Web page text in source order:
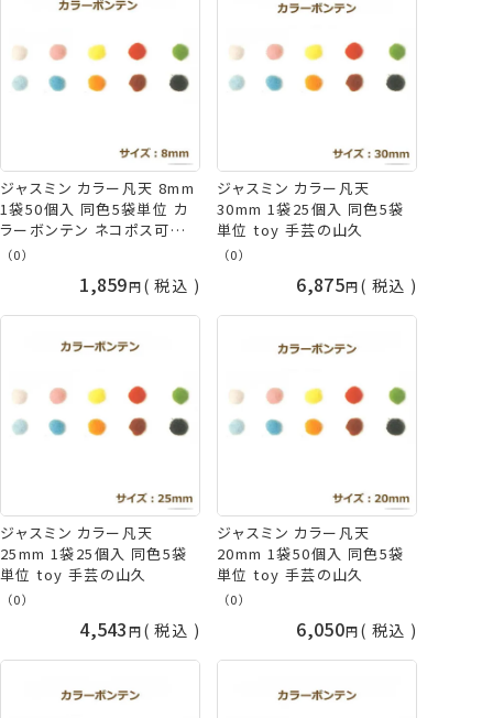
金 銀 黄色 茶色 緑 青 nsk
ジャスミン カラー凡天 8mm
1袋50個入 同色5袋単位 カ
ラーボンテン ネコポス可
toy 手芸の山久
（0）
1,859 税込
ジャスミン カラー凡天
30mm 1袋25個入 同色5袋
単位 toy 手芸の山久
（0）
6,875 税込
ジャスミン カラー凡天
25mm 1袋25個入 同色5袋
単位 toy 手芸の山久
（0）
4,543 税込
ジャスミン カラー凡天
20mm 1袋50個入 同色5袋
単位 toy 手芸の山久
（0）
6,050 税込